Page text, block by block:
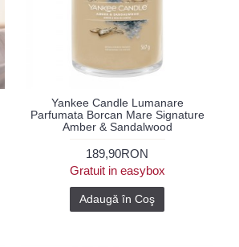
Yankee Candle Lumanare
Parfumata Borcan Mare Signature
Amber & Sandalwood
189,90RON
Gratuit in easybox
Adaugă în Coş